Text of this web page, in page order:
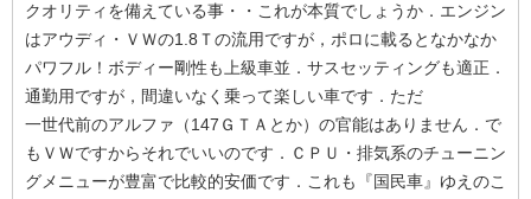
クオリティを備えている事・・これが本質でしょうか．エンジン
はアウディ・ＶＷの1.8Ｔの流用ですが，ポロに載るとなかなか
パワフル！ボディー剛性も上級車並．サスセッティングも適正．
通勤用ですが，間違いなく乗って楽しい車です．ただ
一世代前のアルファ（147ＧＴＡとか）の官能はありません．で
もＶＷですからそれでいいのです．ＣＰＵ・排気系のチューニン
グメニューが豊富で比較的安価です．これも『国民車』ゆえのこ